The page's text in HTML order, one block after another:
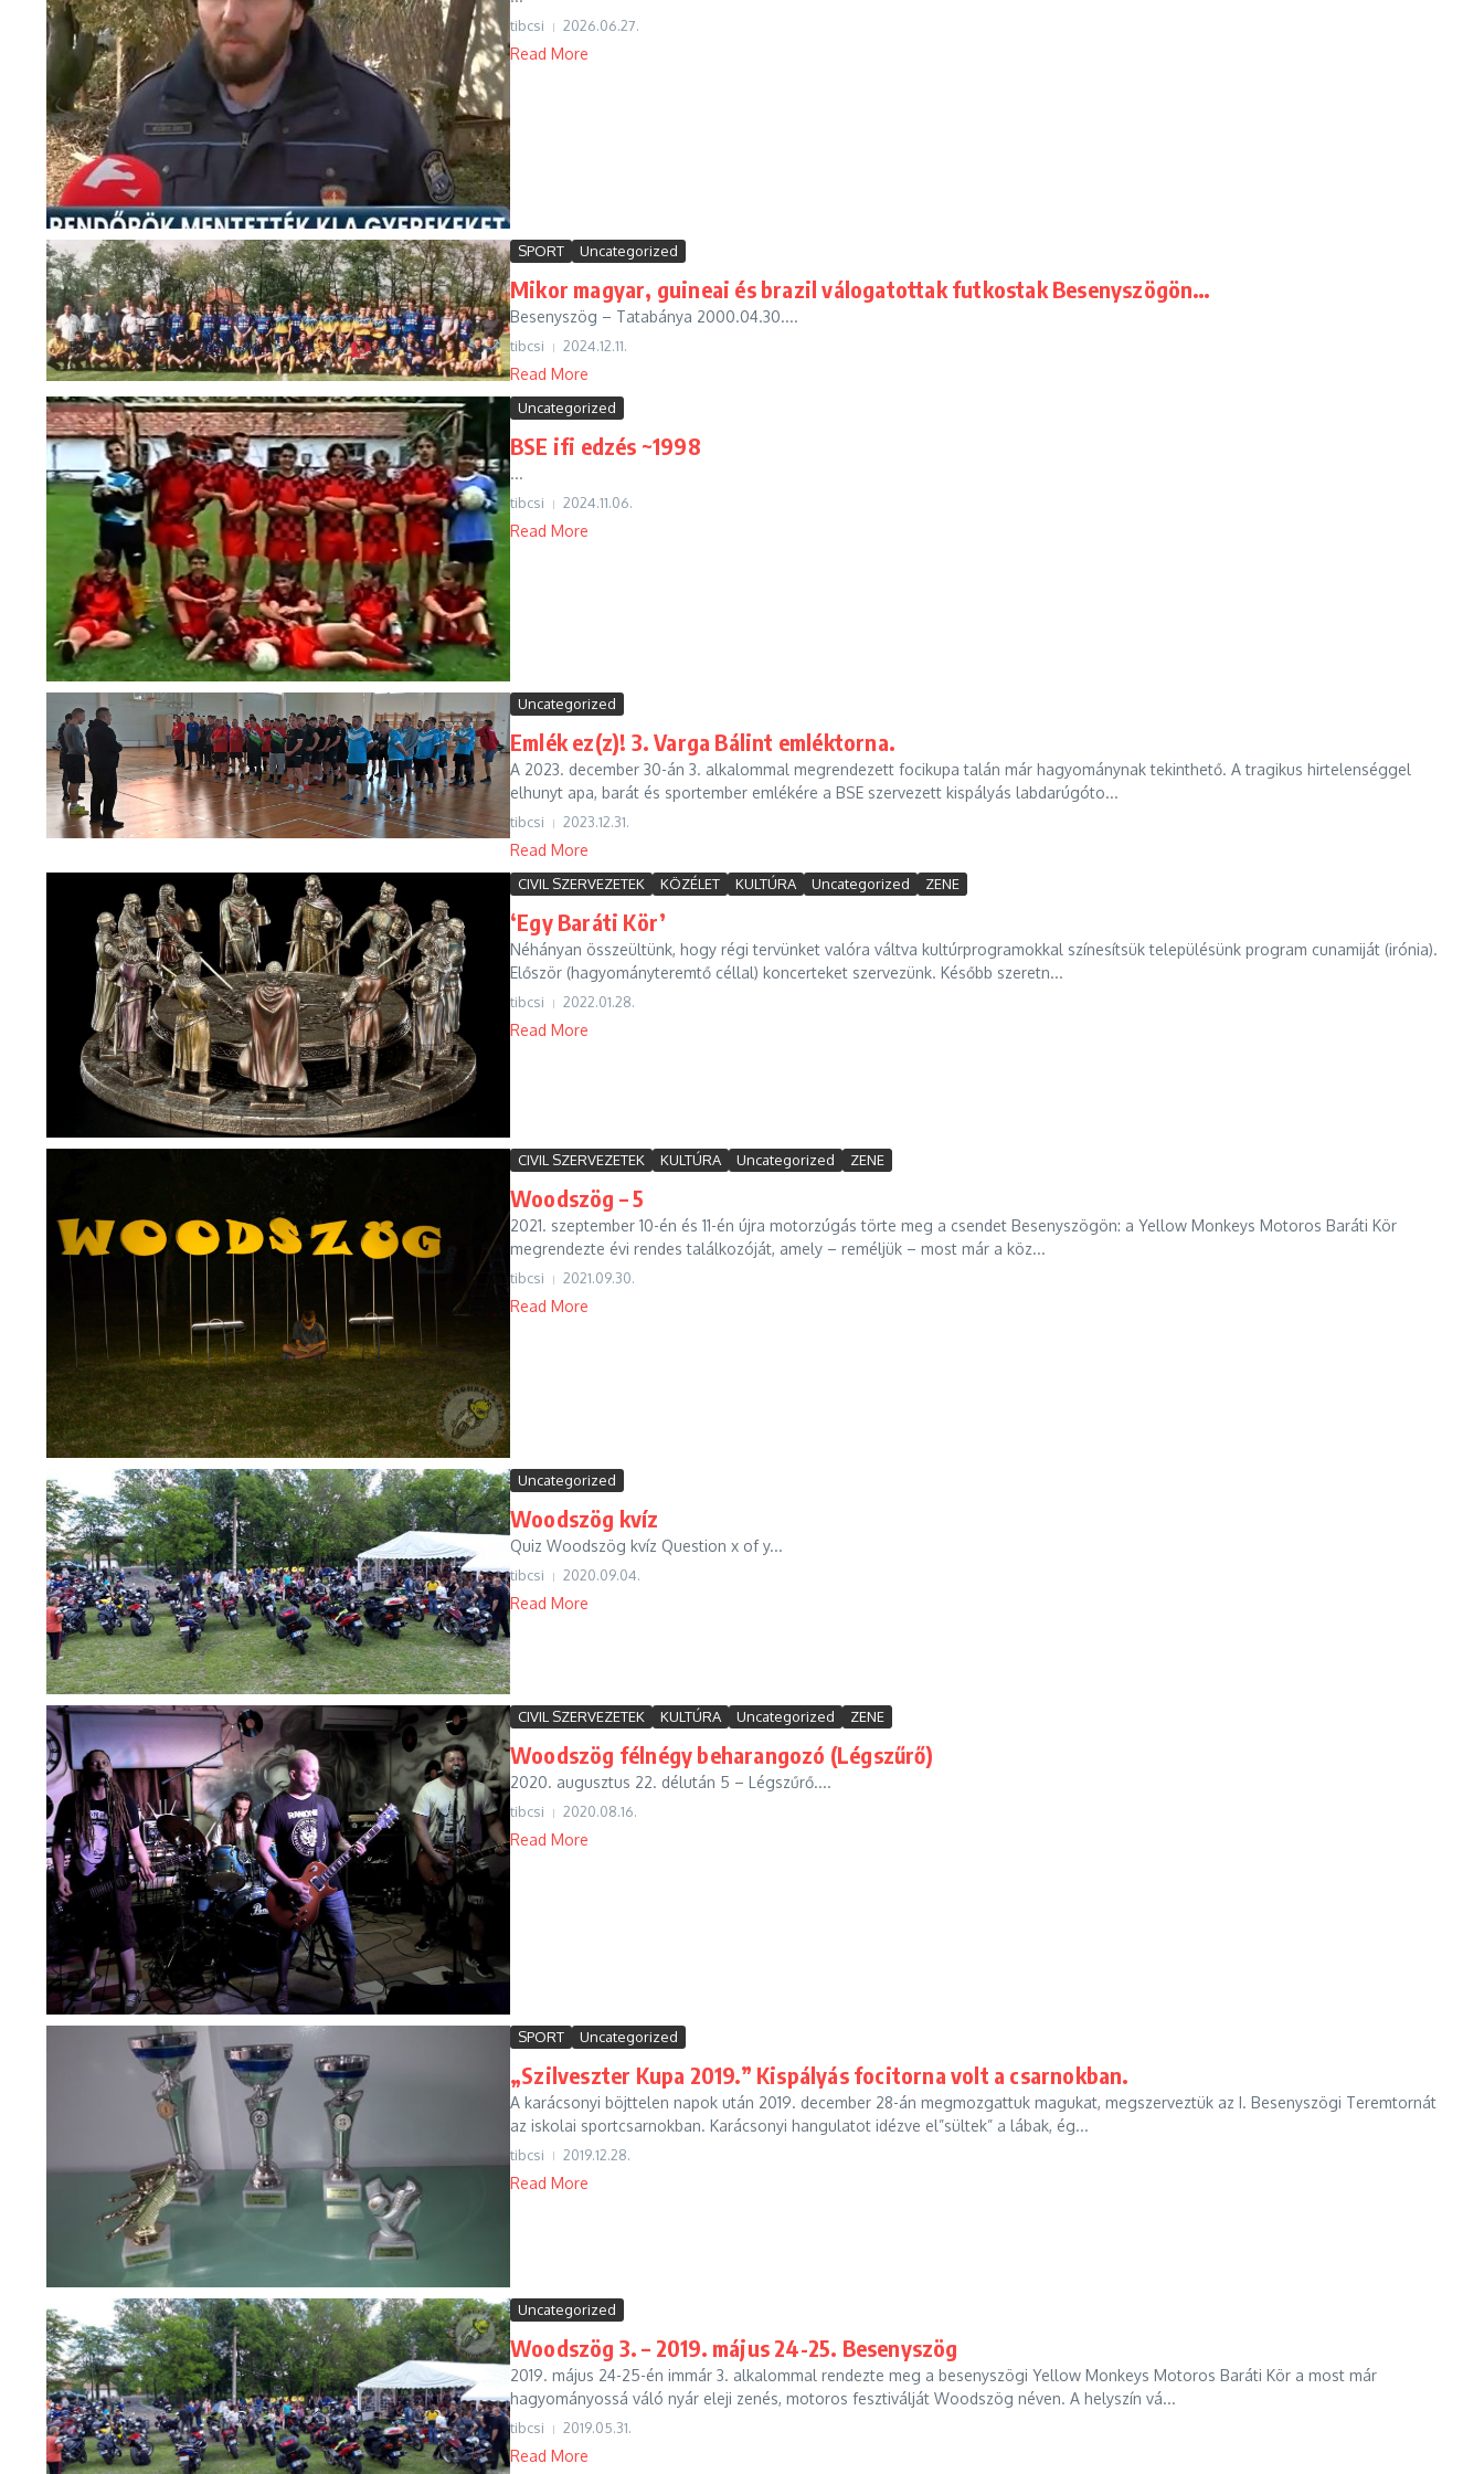
tibcsi 2026.06.27.
Read More
SPORT Uncategorized
Mikor magyar, guineai és brazil válogatottak futkostak Besenyszögön…
Besenyszög – Tatabánya 2000.04.30....
tibcsi 2024.12.11.
Read More
Uncategorized
BSE ifi edzés ~1998
...
tibcsi 2024.11.06.
Read More
Uncategorized
Emlék ez(z)! 3. Varga Bálint emléktorna.
A 2023. december 30-án 3. alkalommal megrendezett focikupa talán már hagyománynak tekinthető. A tragikus hirtelenséggel
elhunyt apa, barát és sportember emlékére a BSE szervezett kispályás labdarúgóto...
tibcsi 2023.12.31.
Read More
CIVIL SZERVEZETEK KÖZÉLET KULTÚRA Uncategorized ZENE
‘Egy Baráti Kör’
Néhányan összeültünk, hogy régi tervünket valóra váltva kultúrprogramokkal színesítsük településünk program cunamiját (irónia).
Először (hagyományteremtő céllal) koncerteket szervezünk. Később szeretn...
tibcsi 2022.01.28.
Read More
CIVIL SZERVEZETEK KULTÚRA Uncategorized ZENE
Woodszög – 5
2021. szeptember 10-én és 11-én újra motorzúgás törte meg a csendet Besenyszögön: a Yellow Monkeys Motoros Baráti Kör
megrendezte évi rendes találkozóját, amely – reméljük – most már a köz...
tibcsi 2021.09.30.
Read More
Uncategorized
Woodszög kvíz
Quiz Woodszög kvíz Question x of y...
tibcsi 2020.09.04.
Read More
CIVIL SZERVEZETEK KULTÚRA Uncategorized ZENE
Woodszög félnégy beharangozó (Légszűrő)
2020. augusztus 22. délután 5 – Légszűrő....
tibcsi 2020.08.16.
Read More
SPORT Uncategorized
„Szilveszter Kupa 2019.” Kispályás focitorna volt a csarnokban.
A karácsonyi böjttelen napok után 2019. december 28-án megmozgattuk magukat, megszerveztük az I. Besenyszögi Teremtornát
az iskolai sportcsarnokban. Karácsonyi hangulatot idézve el”sültek” a lábak, ég...
tibcsi 2019.12.28.
Read More
Uncategorized
Woodszög 3. – 2019. május 24-25. Besenyszög
2019. május 24-25-én immár 3. alkalommal rendezte meg a besenyszögi Yellow Monkeys Motoros Baráti Kör a most már
hagyományossá váló nyár eleji zenés, motoros fesztiválját Woodszög néven. A helyszín vá...
tibcsi 2019.05.31.
Read More